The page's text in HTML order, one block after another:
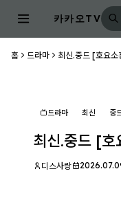
카카오TV
홈 드라마 최신.중드 [호요
드라마 최신 중
최신.중드 [
디스사랑